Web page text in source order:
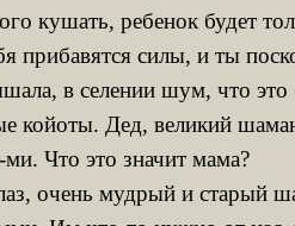
кушать, ребенок будет
прибавятся силы, и ты
в селении шум, что это
койоты. Дед, великий
Что это значит мама?
очень мудрый и старый